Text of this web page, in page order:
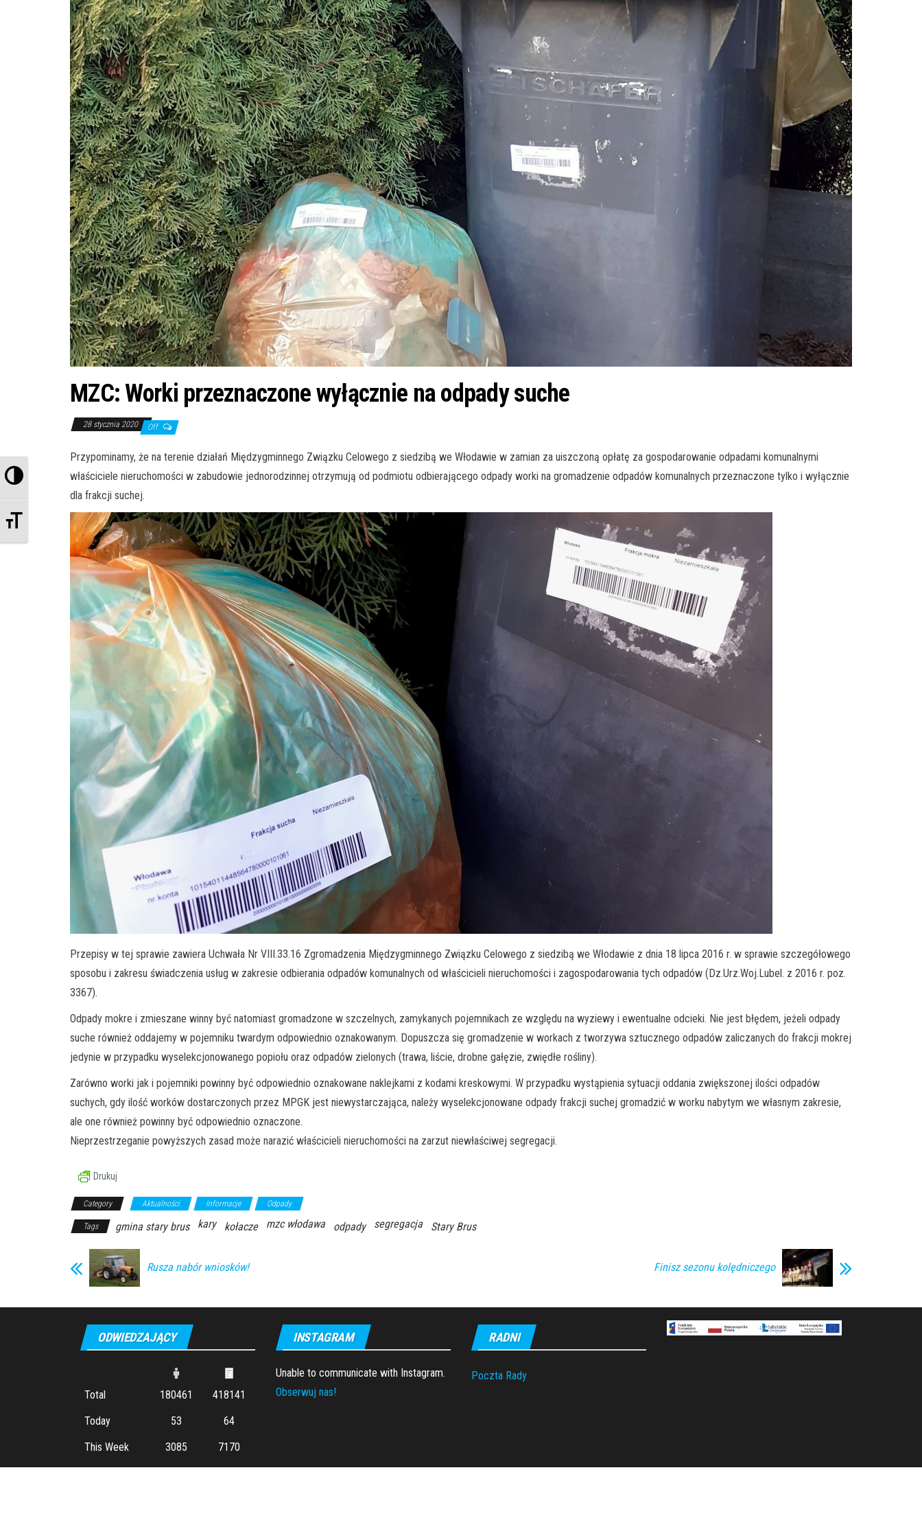
Przełącz wysoki kontrast
Zmień rozmiar czcionek
MZC: Worki przeznaczone wyłącznie na odpady suche
28 stycznia 2020 Off
Przypominamy, że na terenie działań Międzygminnego Związku Celowego z siedzibą we Włodawie w zamian za uiszczoną opłatę za gospodarowanie odpadami komunalnymi
właściciele nieruchomości w zabudowie jednorodzinnej otrzymują od podmiotu odbierającego odpady worki na gromadzenie odpadów komunalnych przeznaczone tylko i wyłącznie
dla frakcji suchej.
Przepisy w tej sprawie zawiera Uchwała Nr VIII.33.16 Zgromadzenia Międzygminnego Związku Celowego z siedzibą we Włodawie z dnia 18 lipca 2016 r. w sprawie szczegółowego
sposobu i zakresu świadczenia usług w zakresie odbierania odpadów komunalnych od właścicieli nieruchomości i zagospodarowania tych odpadów (Dz.Urz.Woj.Lubel. z 2016 r. poz.
3367).
Odpady mokre i zmieszane winny być natomiast gromadzone w szczelnych, zamykanych pojemnikach ze względu na wyziewy i ewentualne odcieki. Nie jest błędem, jeżeli odpady
suche również oddajemy w pojemniku twardym odpowiednio oznakowanym. Dopuszcza się gromadzenie w workach z tworzywa sztucznego odpadów zaliczanych do frakcji mokrej
jedynie w przypadku wyselekcjonowanego popiołu oraz odpadów zielonych (trawa, liście, drobne gałęzie, zwiędłe rośliny).
Zarówno worki jak i pojemniki powinny być odpowiednio oznakowane naklejkami z kodami kreskowymi. W przypadku wystąpienia sytuacji oddania zwiększonej ilości odpadów
suchych, gdy ilość worków dostarczonych przez MPGK jest niewystarczająca, należy wyselekcjonowane odpady frakcji suchej gromadzić w worku nabytym we własnym zakresie,
ale one również powinny być odpowiednio oznaczone.
Nieprzestrzeganie powyższych zasad może narazić właścicieli nieruchomości na zarzut niewłaściwej segregacji.
Drukuj
Category Aktualności Informacje Odpady
Tags gmina stary brus kary kołacze mzc włodawa odpady segregacja Stary Brus
Rusza nabór wniosków! Finisz sezonu kolędniczego
ODWIEDZAJĄCY
Total 180461
418141
Today
53
64
This Week
3085
7170
INSTAGRAM
Unable to communicate with Instagram.
Obserwuj nas!
RADNI
Poczta Rady